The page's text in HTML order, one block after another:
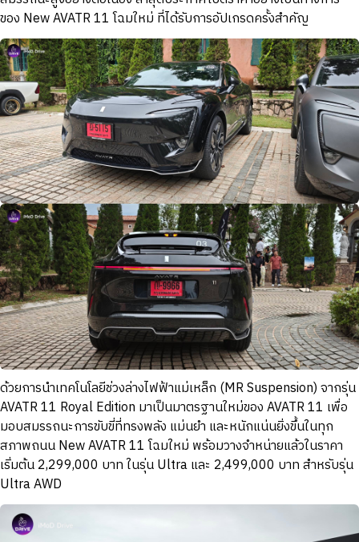
ของ New AVATR 11 โฉมใหม่ ที่ได้รับการอัปเกรดครั้งสำคัญ
ด้วยการนำเทคโนโลยีช่วงล่างไฟฟ้าแม่เหล็ก (MR Suspension) จากรุ่น
AVATR 11 Royal Edition มาเป็นมาตรฐานใหม่ของ AVATR 11 เพื่อ
มอบสมรรถนะการขับขี่ที่ทรงพลัง แม่นยำ และหนักแน่นยิ่งขึ้นในทุก
สภาพถนน New AVATR 11 โฉมใหม่ พร้อมวางจำหน่ายแล้วในราคา
เริ่มต้น 2,299,000 บาท ในรุ่น Ultra และ 2,499,000 บาท สำหรับรุ่น
Ultra AWD